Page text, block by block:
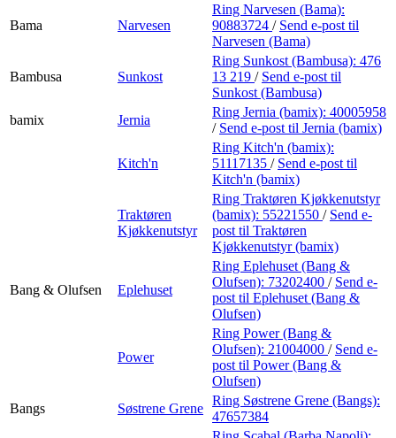
Bama Narvesen
Ring Narvesen (Bama):
90883724 / Send e-post til
Narvesen (Bama)
Bambusa Sunkost
Ring Sunkost (Bambusa): 476
13 219 / Send e-post til
Sunkost (Bambusa)
bamix
Jernia
Ring Jernia (bamix): 40005958
/ Send e-post til Jernia (bamix)
Kitch'n
Ring Kitch'n (bamix):
51117135 / Send e-post til
Kitch'n (bamix)
Traktøren
Kjøkkenutstyr
Ring Traktøren Kjøkkenutstyr
(bamix): 55221550 / Send e-
post til Traktøren
Kjøkkenutstyr (bamix)
Bang & Olufsen Eplehuset
Ring Eplehuset (Bang &
Olufsen): 73202400 / Send e-
post til Eplehuset (Bang &
Olufsen)
Power
Ring Power (Bang &
Olufsen): 21004000 / Send e-
post til Power (Bang &
Olufsen)
Bangs
Søstrene Grene
Ring Søstrene Grene (Bangs):
47657384